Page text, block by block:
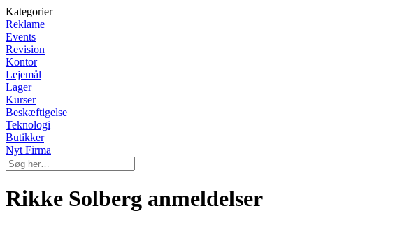
Kategorier
Reklame
Events
Revision
Kontor
Lejemål
Lager
Kurser
Beskæftigelse
Teknologi
Butikker
Nyt Firma
Rikke Solberg anmeldelser